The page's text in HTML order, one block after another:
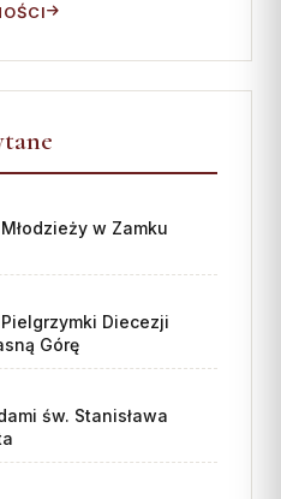
w Zamku
Diecezji
Górę
św. Stanisława